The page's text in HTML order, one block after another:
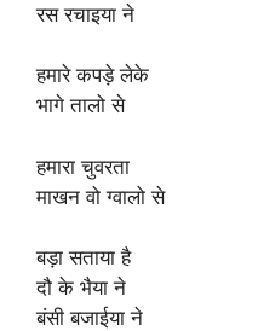
रस रचाइया ने
हमारे कपड़े लेके
भागे तालो से
हमारा चुवरता
माखन वो ग्वालो से
बड़ा सताया है
दौ के भैया ने
बंसी बजाईया ने